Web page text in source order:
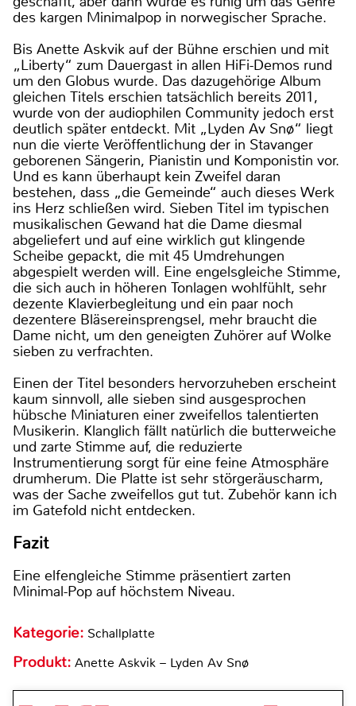
des kargen Minimalpop in norwegischer Sprache.
Bis Anette Askvik auf der Bühne erschien und mit
„Liberty“ zum Dauergast in allen HiFi-Demos rund
um den Globus wurde. Das dazugehörige Album
gleichen Titels erschien tatsächlich bereits 2011,
wurde von der audiophilen Community jedoch erst
deutlich später entdeckt. Mit „Lyden Av Snø“ liegt
nun die vierte Veröffentlichung der in Stavanger
geborenen Sängerin, Pianistin und Komponistin vor.
Und es kann überhaupt kein Zweifel daran
bestehen, dass „die Gemeinde“ auch dieses Werk
ins Herz schließen wird. Sieben Titel im typischen
musikalischen Gewand hat die Dame diesmal
abgeliefert und auf eine wirklich gut klingende
Scheibe gepackt, die mit 45 Umdrehungen
abgespielt werden will. Eine engelsgleiche Stimme,
die sich auch in höheren Tonlagen wohlfühlt, sehr
dezente Klavierbegleitung und ein paar noch
dezentere Bläsereinsprengsel, mehr braucht die
Dame nicht, um den geneigten Zuhörer auf Wolke
sieben zu verfrachten.
Einen der Titel besonders hervorzuheben erscheint
kaum sinnvoll, alle sieben sind ausgesprochen
hübsche Miniaturen einer zweifellos talentierten
Musikerin. Klanglich fällt natürlich die butterweiche
und zarte Stimme auf, die reduzierte
Instrumentierung sorgt für eine feine Atmosphäre
drumherum. Die Platte ist sehr störgeräuscharm,
was der Sache zweifellos gut tut. Zubehör kann ich
im Gatefold nicht entdecken.
Fazit
Eine elfengleiche Stimme präsentiert zarten
Minimal-Pop auf höchstem Niveau.
Kategorie: Schallplatte
Produkt: Anette Askvik – Lyden Av Snø